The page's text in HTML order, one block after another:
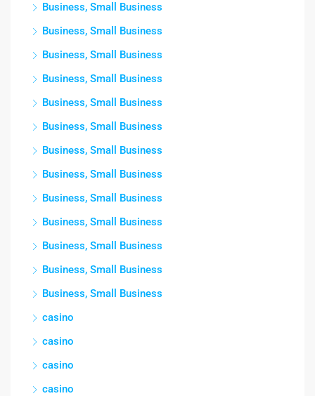
Business, Small Business
Business, Small Business
Business, Small Business
Business, Small Business
Business, Small Business
Business, Small Business
Business, Small Business
Business, Small Business
Business, Small Business
Business, Small Business
Business, Small Business
Business, Small Business
Business, Small Business
casino
casino
casino
casino